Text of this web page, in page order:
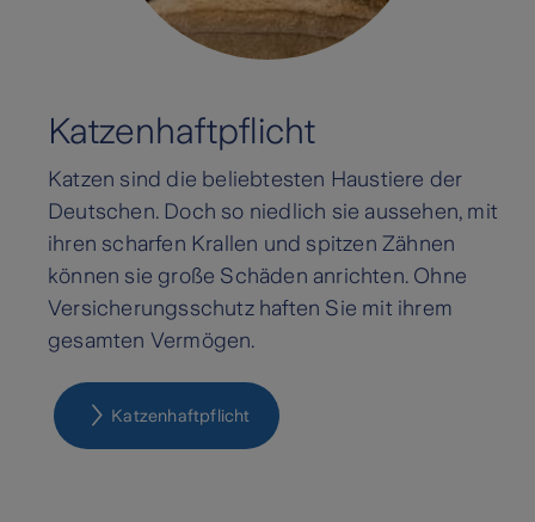
Katzenhaftpflicht
Katzen sind die beliebtesten Haustiere der
Deutschen. Doch so niedlich sie aussehen, mit
ihren scharfen Krallen und spitzen Zähnen
können sie große Schäden anrichten. Ohne
Versicherungsschutz haften Sie mit ihrem
gesamten Vermögen.
Katzenhaftpflicht